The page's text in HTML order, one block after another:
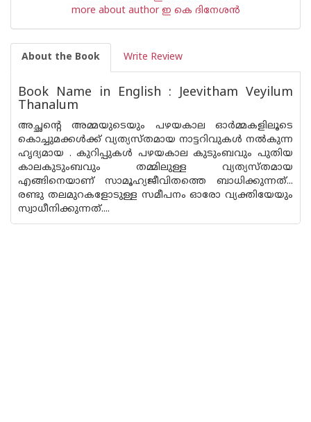
more about author ഇ കെ ദിനേശ‌ന്‍
About the Book Write Review
Book Name in English : Jeevitham Veyilum
Thanalum
അച്ഛന്റെ അമ്മയുടെയും പഴയകാല ഓര്‍മ്മകളിലൂടെ
കൊച്ചുമക്കള്‍ക്ക് വ്യത്യസ്തമായ നാട്ടറിവുകള്‍ നല്‍കുന്ന
ഹൃദ്യമായ . കുറിപ്പുകള്‍ പഴയകാല കുടുംബവും പുതിയ
കാലകുടുംബവും തമ്മിലുള്ള വ്യത്യസ്തമായ
എങ്ങിനെയാണ് സാമൂഹ്യജീവിതത്തെ ബാധിക്കുന്നത്...
രണ്ടു തലമുറകളോടുള്ള സമീപനം ഓരോ വ്യക്തിയേയും
സ്വാധീനിക്കുന്നത്....